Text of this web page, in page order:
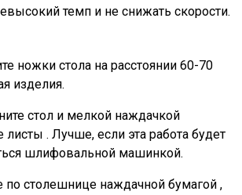
темп и не снижать скорости.
ножки стола на расстоянии 60-70
изделия.
стол и мелкой наждачкой
листы . Лучше, если эта работа будет
шлифовальной машинкой.
по столешнице наждачной бумагой ,